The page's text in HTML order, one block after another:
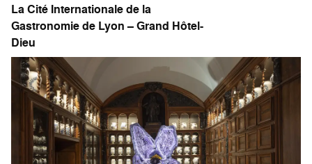
La Cité Internationale de la
Gastronomie de Lyon – Grand Hôtel-
Dieu